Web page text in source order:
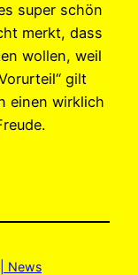
super schön
merkt, dass
wollen, weil
gilt
einen wirklich
News